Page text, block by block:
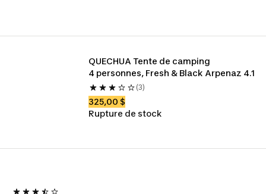
QUECHUA Tente de camping
4 personnes, Fresh & Black Arpenaz 4.1
(3)
325,00 $
Rupture de stock